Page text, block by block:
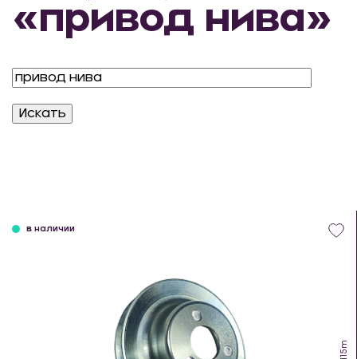
«привод нива»
в наличии